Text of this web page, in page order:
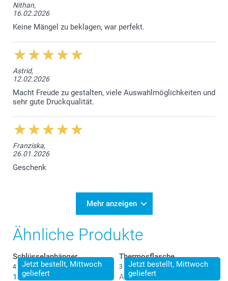
Nithan,
16.02.2026
Keine Mängel zu beklagen, war perfekt.
Astrid,
12.02.2026
Macht Freude zu gestalten, viele Auswahlmöglichkeiten und
sehr gute Druckqualität.
Franziska,
26.01.2026
Geschenk
Mehr anzeigen
Ähnliche Produkte
Jetzt bestellt, Mittwoch
geliefert
Schlüsselanhänger
4 Varianten
11.95
Jetzt bestellt, Mittwoch
geliefert
Thermosflasche
3 Varianten
Ab 24.95